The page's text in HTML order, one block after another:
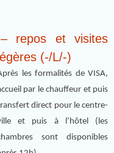
repos et visites
légères (-/L/-)
les formalités de VISA,
par le chauffeur et puis
direct pour le centre-
et puis à l’hôtel (les
sont disponibles